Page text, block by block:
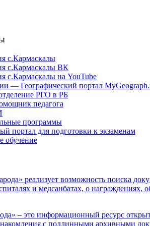
с.Кармаскалы
с.Кармаскалы ВК
с.Кармаскалы на YouTube
— Географический портал
РГО в РБ
педагога
программы
портал для подготовки к экзаменам
обучение